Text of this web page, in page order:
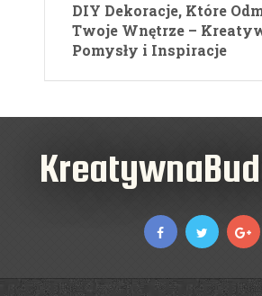
DIY Dekoracje, Które
Twoje Wnętrze –
Pomysły i Inspiracje